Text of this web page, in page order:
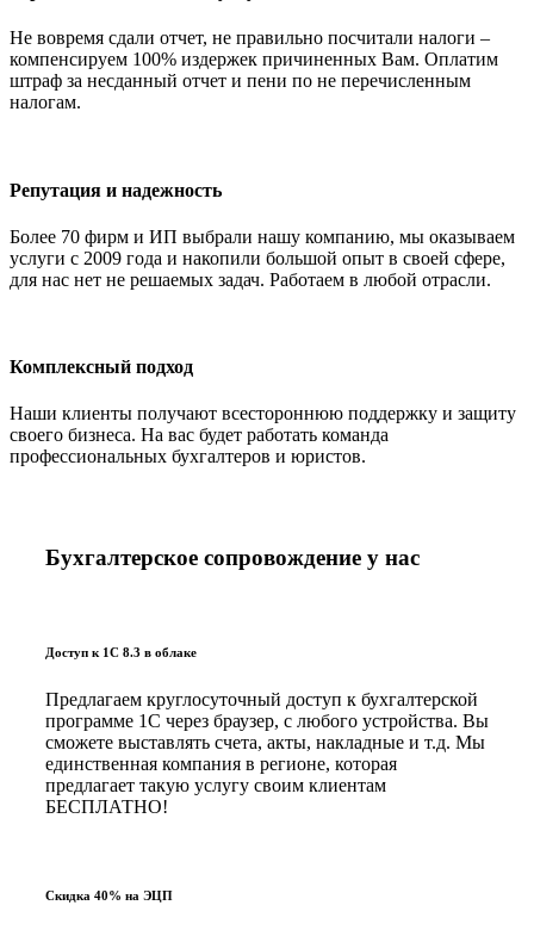
Не вовремя сдали отчет, не правильно посчитали налоги –
компенсируем 100% издержек причиненных Вам. Оплатим
штраф за несданный отчет и пени по не перечисленным
налогам.
Репутация и надежность
Более 70 фирм и ИП выбрали нашу компанию, мы оказываем
услуги с 2009 года и накопили большой опыт в своей сфере,
для нас нет не решаемых задач. Работаем в любой отрасли.
Комплексный подход
Наши клиенты получают всестороннюю поддержку и защиту
своего бизнеса. На вас будет работать команда
профессиональных бухгалтеров и юристов.
Бухгалтерское сопровождение у нас
Доступ к 1С 8.3 в облаке
Предлагаем круглосуточный доступ к бухгалтерской
программе 1С через браузер, с любого устройства. Вы
сможете выставлять счета, акты, накладные и т.д. Мы
единственная компания в регионе, которая
предлагает такую услугу своим клиентам
БЕСПЛАТНО!
Скидка 40% на ЭЦП